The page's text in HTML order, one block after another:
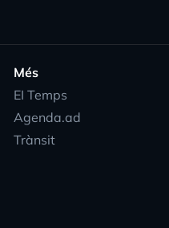
Més
EI Temps
Agenda.ad
Trànsit